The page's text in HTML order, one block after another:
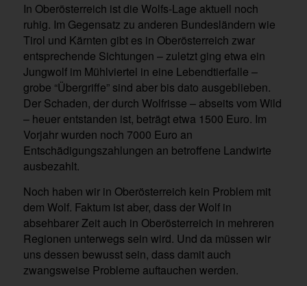
In Oberösterreich ist die Wolfs-Lage aktuell noch
ruhig. Im Gegensatz zu anderen Bundesländern wie
Tirol und Kärnten gibt es in Oberösterreich zwar
entsprechende Sichtungen – zuletzt ging etwa ein
Jungwolf im Mühlviertel in eine Lebendtierfalle –
grobe “Übergriffe” sind aber bis dato ausgeblieben.
Der Schaden, der durch Wolfrisse – abseits vom Wild
– heuer entstanden ist, beträgt etwa 1500 Euro. Im
Vorjahr wurden noch 7000 Euro an
Entschädigungszahlungen an betroffene Landwirte
ausbezahlt.
Noch haben wir in Oberösterreich kein Problem mit
dem Wolf. Faktum ist aber, dass der Wolf in
absehbarer Zeit auch in Oberösterreich in mehreren
Regionen unterwegs sein wird. Und da müssen wir
uns dessen bewusst sein, dass damit auch
zwangsweise Probleme auftauchen werden.